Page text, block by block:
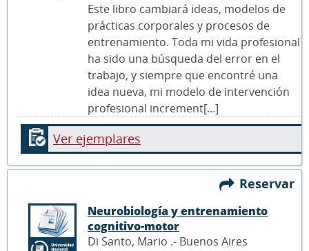
Este libro cambiará ideas, modelos de
prácticas corporales y procesos de
entrenamiento. Toda mi vida profesional
ha sido una búsqueda del error en el
trabajo, y siempre que encontré una
idea nueva, mi modelo de intervención
profesional increment[...]
Ver ejemplares
Reservar
Neurobiología y entrenamiento
cognitivo-motor
Di Santo, Mario .- Buenos Aires